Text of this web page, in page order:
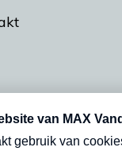
vrijdag- en